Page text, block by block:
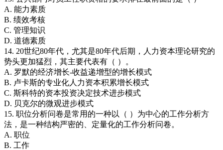
A. 能力素质
B. 绩效考核
C. 管理知识
D. 道德素质
14. 20世纪80年代，尤其是80年代后期，人力资本理论研究的
势头更加猛烈，其主要代表有（ ）。
A. 罗默的经济增长-收益递增型的增长模式
B. 卢卡斯的专业化人力资本积累增长模式
C. 斯科特的资本投资决定技术进步模式
D. 贝克尔的微观进步模式
15. 职位分析问卷是常用的一种以（ ）为中心的工作分析方
法，是一种结构严密的、定量化的工作分析问卷。
A. 职位
B. 工作